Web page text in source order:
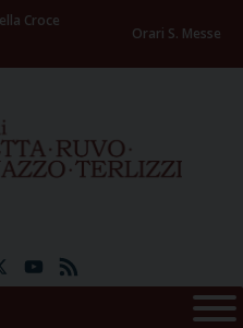
Croce
Orari S. Messe
YouTube